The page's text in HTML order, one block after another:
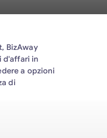
BizAway
d'affari in
a opzioni
di